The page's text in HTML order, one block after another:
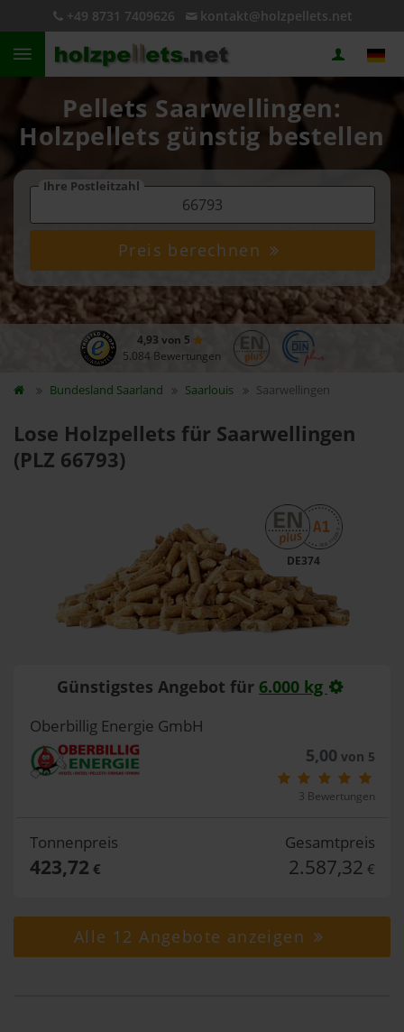
+49 8731 7409626 kontakt@holzpellets.net
Pellets Saarwellingen:
Holzpellets günstig bestellen
Ihre Postleitzahl
Preis berechnen
4,93 von 5
5.084 Bewertungen
Bundesland Saarland Saarlouis Saarwellingen
Lose Holzpellets für Saarwellingen
(PLZ 66793)
DE374
Günstigstes Angebot für 6.000 kg
Oberbillig Energie GmbH
5,00 von 5
3 Bewertungen
Tonnenpreis
423,72 €
Gesamtpreis
2.587,32 €
Alle 12 Angebote anzeigen